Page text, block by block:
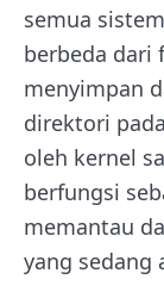
semua
berbeda dari
menyimpan
direktori
oleh kernel
berfungsi
memantau
yang sedang